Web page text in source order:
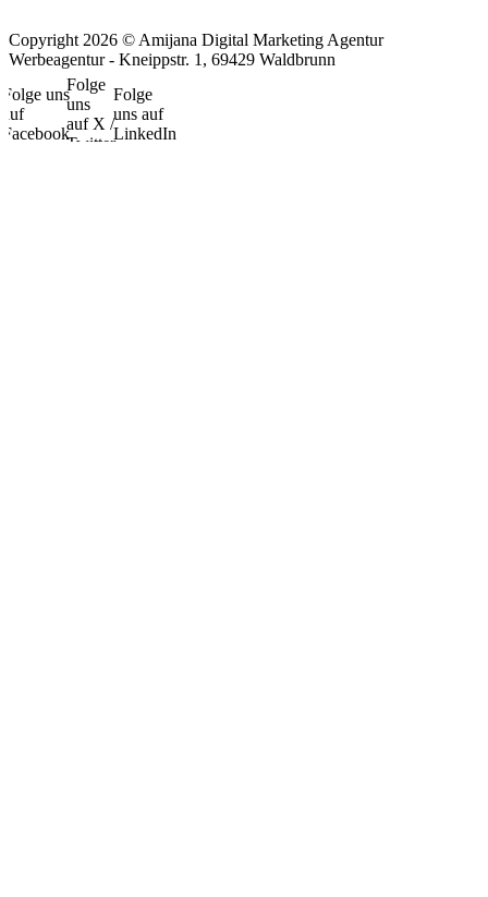
Copyright 2026 © Amijana Digital Marketing Agentur
Werbeagentur - Kneippstr. 1, 69429 Waldbrunn
Folge uns
auf
Facebook
Folge
uns
auf X /
Twitter
Folge
uns auf
LinkedIn